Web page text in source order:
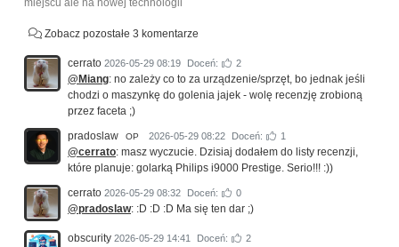
miejscu ale na nowej technologii
Zobacz pozostałe 3 komentarze
cerrato 2026-05-29 08:19 Doceń: 2
@Miang: no zależy co to za urządzenie/sprzęt, bo jednak jeśli
chodzi o maszynkę do golenia jajek - wolę recenzję zrobioną
przez faceta ;)
pradoslaw
OP 2026-05-29 08:22 Doceń: 1
@cerrato: masz wyczucie. Dzisiaj dodałem do listy recenzji,
które planuje: golarką Philips i9000 Prestige. Serio!!! :))
cerrato 2026-05-29 08:32 Doceń: 0
@pradoslaw: :D :D :D Ma się ten dar ;)
obscurity 2026-05-29 14:41 Doceń: 2